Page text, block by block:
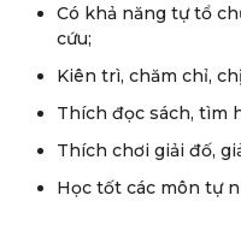
Có khả năng tự tổ
cứu;
Kiên trì, chăm chỉ,
Thích đọc sách, tìm
Thích chơi giải đố,
Học tốt các môn tự